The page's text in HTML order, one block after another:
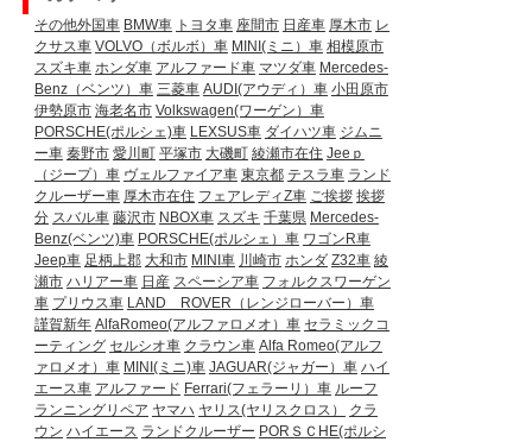
その他外国車 BMW車 トヨタ車 座間市 日産車 厚木市 レ
クサス車 VOLVO（ボルボ）車 MINI(ミニ）車 相模原市
スズキ車 ホンダ車 アルファード車 マツダ車 Mercedes-
Benz（ベンツ）車 三菱車 AUDI(アウディ）車 小田原市
伊勢原市 海老名市 Volkswagen(ワーゲン）車
PORSCHE(ポルシェ)車 LEXSUS車 ダイハツ車 ジムニ
ー車 秦野市 愛川町 平塚市 大磯町 綾瀬市在住 Jeeｐ
（ジープ）車 ヴェルファイア車 東京都 テスラ車 ランド
クルーザー車 厚木市在住 フェアレディZ車 ご挨拶 挨拶
分 スバル車 藤沢市 NBOX車 スズキ 千葉県 Mercedes-
Benz(ベンツ)車 PORSCHE(ポルシェ）車 ワゴンR車
Jeep車 足柄上郡 大和市 MINI車 川崎市 ホンダ Z32車 綾
瀬市 ハリアー車 日産 スペーシア車 フォルクスワーゲン
車 プリウス車 LAND ROVER（レンジローバー）車
謹賀新年 AlfaRomeo(アルファロメオ）車 セラミックコ
ーティング セルシオ車 クラウン車 Alfa Romeo(アルフ
ァロメオ）車 MINI(ミニ)車 JAGUAR(ジャガー）車 ハイ
エース車 アルファード Ferrari(フェラーリ）車 ルーフ
ランニングリペア ヤマハ ヤリス(ヤリスクロス）
クラ
ウン ハイエース ランドクルーザー PORＳＣHE(ポルシ